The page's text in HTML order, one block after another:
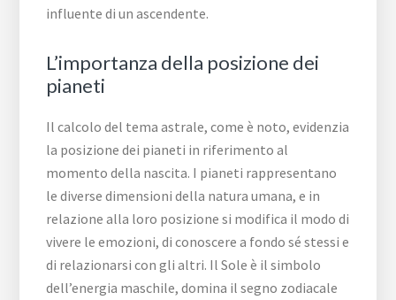
influente di un ascendente.
L’importanza della posizione dei
pianeti
Il calcolo del tema astrale, come è noto, evidenzia
la posizione dei pianeti in riferimento al
momento della nascita. I pianeti rappresentano
le diverse dimensioni della natura umana, e in
relazione alla loro posizione si modifica il modo di
vivere le emozioni, di conoscere a fondo sé stessi e
di relazionarsi con gli altri. Il Sole è il simbolo
dell’energia maschile, domina il segno zodiacale